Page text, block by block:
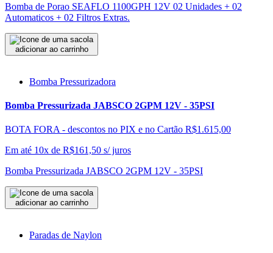
Bomba de Porao SEAFLO 1100GPH 12V 02 Unidades + 02
Automaticos + 02 Filtros Extras.
adicionar ao carrinho
Bomba Pressurizadora
Bomba Pressurizada JABSCO 2GPM 12V - 35PSI
BOTA FORA - descontos no PIX e no Cartão R$1.615,00
Em até 10x de R$161,50 s/ juros
Bomba Pressurizada JABSCO 2GPM 12V - 35PSI
adicionar ao carrinho
Paradas de Naylon